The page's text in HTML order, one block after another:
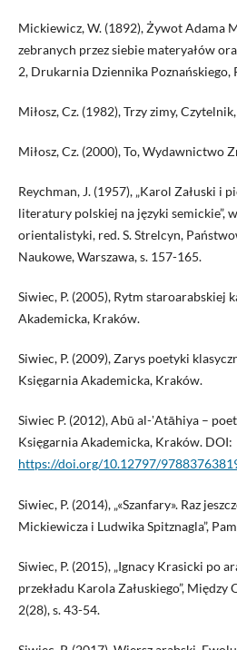
Mickiewicz, W. (1892), Żywot Adama
zebranych przez siebie materyałów
2, Drukarnia Dziennika Poznańskiego,
Miłosz, Cz. (1982), Trzy zimy,
Miłosz, Cz. (2000), To, Wydawnictwo
Reychman, J. (1957), „Karol Załuski i
literatury polskiej na języki semickie”,
orientalistyki, red. S. Strelcyn,
Naukowe, Warszawa, s. 157-165.
Siwiec, P. (2005), Rytm staroarabskiej
Akademicka, Kraków.
Siwiec, P. (2009), Zarys poetyki
Księgarnia Akademicka, Kraków.
Siwiec P. (2012), Abū al-‛Atāhiya –
Księgarnia Akademicka, Kraków. DOI:
https://doi.org/10.12797/
Siwiec, P. (2014), „«Szanfary». Raz
Mickiewicza i Ludwika Spitznagla”,
Siwiec, P. (2015), „Ignacy Krasicki po
przekładu Karola Załuskiego”, Między
2(28), s. 43-54.